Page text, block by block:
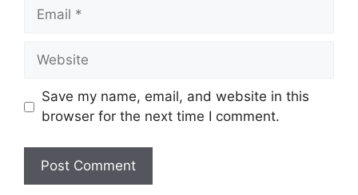
Email
Website
Save my name, email, and website in this
browser for the next time I comment.